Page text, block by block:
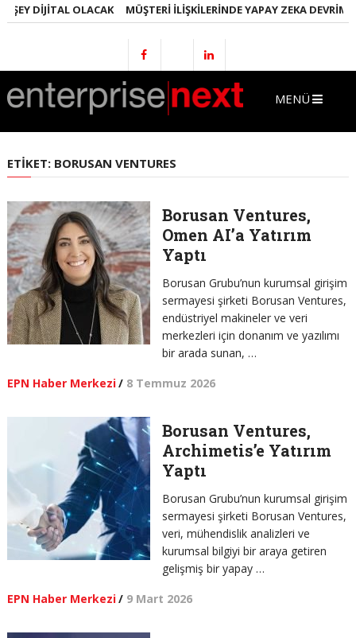
DIJITAL OLACAK MÜŞTERI İLIŞKILERINDE YAPAY ZEKA DEVRIMI
MENÜ
ETIKET: BORUSAN VENTURES
Borusan Ventures,
Omen AI’a Yatırım
Yaptı
Borusan Grubu’nun kurumsal girişim
sermayesi şirketi Borusan Ventures,
endüstriyel makineler ve veri
merkezleri için donanım ve yazılımı
bir arada sunan, …
EPN Haber Merkezi/ 8 Temmuz 2026
Borusan Ventures,
Archimetis’e Yatırım
Yaptı
Borusan Grubu’nun kurumsal girişim
sermayesi şirketi Borusan Ventures,
veri, mühendislik analizleri ve
kurumsal bilgiyi bir araya getiren
gelişmiş bir yapay …
EPN Haber Merkezi/ 9 Mart 2026